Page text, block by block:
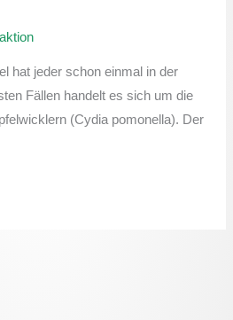
hat jeder schon einmal in der
Fällen handelt es sich um die
(Cydia pomonella). Der